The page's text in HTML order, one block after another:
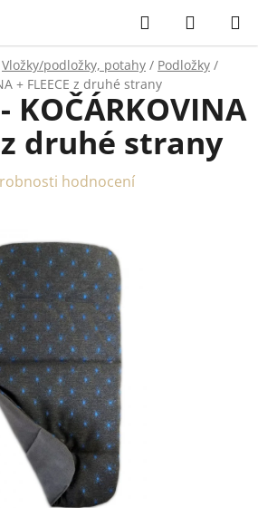
Hledat
KOŠÍK
Vložky/podložky, potahy / Podložky /
+ FLEECE z druhé strany
KOČÁRKOVINA
z druhé strany
hodnocení